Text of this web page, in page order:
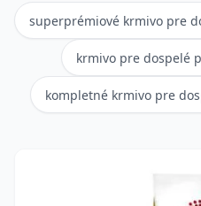
superprémiové krmivo pre
krmivo pre dospelé
kompletné krmivo pre